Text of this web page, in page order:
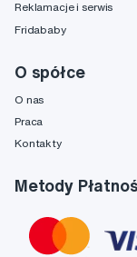
Reklamacje i serwis
Fridababy
O spółce
O nas
Praca
Kontakty
Metody